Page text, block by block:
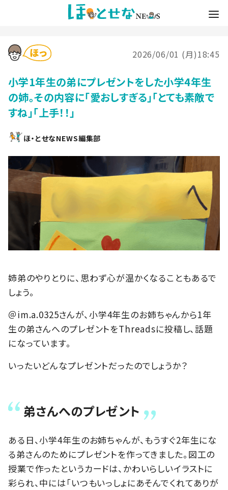
2026/06/01 (月)18:45
小学1年生の弟にプレゼントをした小学4年生
の姉。その内容に「愛おしすぎる」「とても素敵で
すね」「上手！！」
ほ・とせなNEWS編集部
姉弟のやりとりに、思わず心が温かくなることもあるで
しょう。
＠im.a.0325さんが、小学4年生のお姉ちゃんから1年
生の弟さんへのプレゼントをThreadsに投稿し、話題
になっています。
いったいどんなプレゼントだったのでしょうか？
弟さんへのプレゼント
ある日、小学4年生のお姉ちゃんが、もうすぐ2年生にな
る弟さんのためにプレゼントを作ってきました。図工の
授業で作ったというカードは、かわいらしいイラストに
彩られ、中には「いつもいっしょにあそんでくれてありが